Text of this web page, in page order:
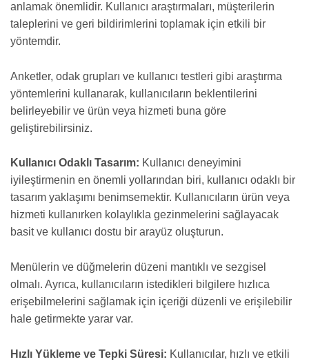
anlamak önemlidir. Kullanıcı araştırmaları, müşterilerin
taleplerini ve geri bildirimlerini toplamak için etkili bir
yöntemdir.
Anketler, odak grupları ve kullanıcı testleri gibi araştırma
yöntemlerini kullanarak, kullanıcıların beklentilerini
belirleyebilir ve ürün veya hizmeti buna göre
geliştirebilirsiniz.
Kullanıcı Odaklı Tasarım: Kullanıcı deneyimini
iyileştirmenin en önemli yollarından biri, kullanıcı odaklı bir
tasarım yaklaşımı benimsemektir. Kullanıcıların ürün veya
hizmeti kullanırken kolaylıkla gezinmelerini sağlayacak
basit ve kullanıcı dostu bir arayüz oluşturun.
Menülerin ve düğmelerin düzeni mantıklı ve sezgisel
olmalı. Ayrıca, kullanıcıların istedikleri bilgilere hızlıca
erişebilmelerini sağlamak için içeriği düzenli ve erişilebilir
hale getirmekte yarar var.
Hızlı Yükleme ve Tepki Süresi: Kullanıcılar, hızlı ve etkili